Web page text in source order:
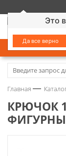
Это
Да все верно
Замочно-
Колеса
Главная
КРЮЧОК